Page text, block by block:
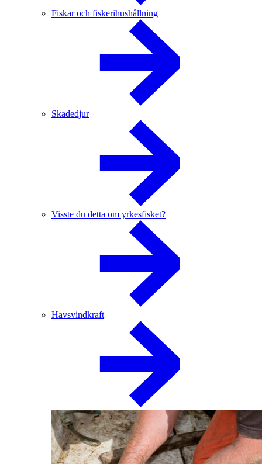
Fiskar och fiskerihushållning
Skadedjur
Visste du detta om yrkesfisket?
Havsvindkraft